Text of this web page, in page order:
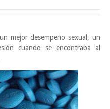
mejor desempeño sexual, un
cuando se encontraba al